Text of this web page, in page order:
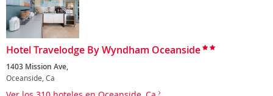
Hotel Travelodge By Wyndham Oceanside
1403 Mission Ave,
Oceanside, Ca